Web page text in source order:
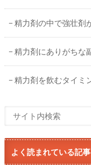
精力剤の中で強壮剤
精力剤にありがちな
精力剤を飲むタイミ
よく読まれている記事